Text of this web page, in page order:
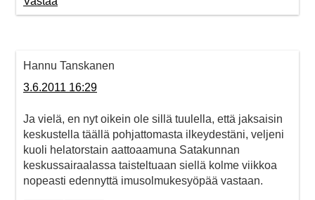
Hannu Tanskanen
3.6.2011 16:29
Ja vielä, en nyt oikein ole sillä tuulella, että jaksaisin
keskustella täällä pohjattomasta ilkeydestäni, veljeni
kuoli helatorstain aattoaamuna Satakunnan
keskussairaalassa taisteltuaan siellä kolme viikkoa
nopeasti edennyttä imusolmukesyöpää vastaan.